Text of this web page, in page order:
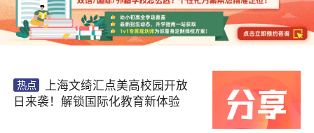
热点
上海文绮汇点美高校园开放
日来袭！解锁国际化教育新体验
已阅读并同意《用户隐私政策》
为了更好地为您提供选校咨询、生涯规划、留
学、背提、移民、研学服务，我们将收集您的上
《用户隐私
政策》